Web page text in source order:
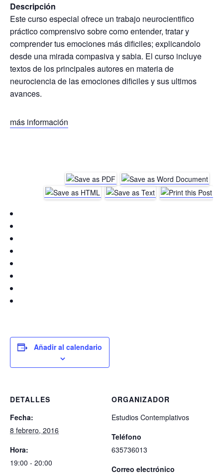
Descripción
Este curso especial ofrece un trabajo neurocientifico
práctico comprensivo sobre como entender, tratar y
comprender tus emociones más dificiles; explicandolo
desde una mirada compasiva y sabia. El curso incluye
textos de los principales autores en materia de
neurociencia de las emociones dificiles y sus ultimos
avances.
más información
Añadir al calendario
DETALLES
Fecha:
8 febrero, 2016
Hora:
19:00 - 20:00
ORGANIZADOR
Estudios Contemplativos
Teléfono
635736013
Correo electrónico